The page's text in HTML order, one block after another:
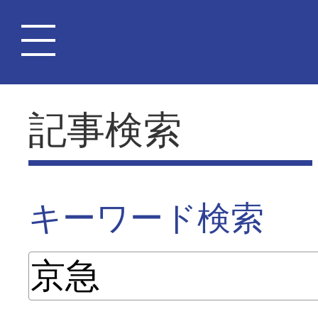
記事検索
キーワード検索